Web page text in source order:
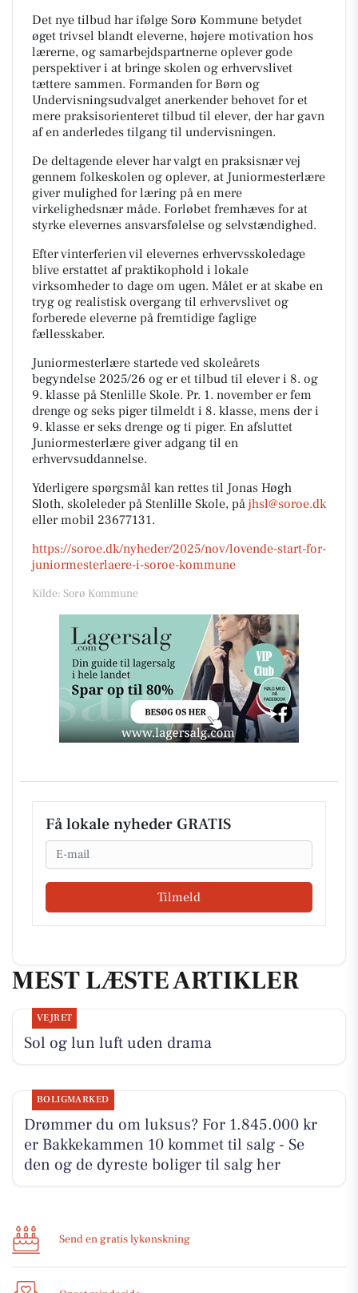
Det nye tilbud har ifølge Sorø Kommune betydet
øget trivsel blandt eleverne, højere motivation hos
lærerne, og samarbejdspartnerne oplever gode
perspektiver i at bringe skolen og erhvervslivet
tættere sammen. Formanden for Børn og
Undervisningsudvalget anerkender behovet for et
mere praksisorienteret tilbud til elever, der har gavn
af en anderledes tilgang til undervisningen.
De deltagende elever har valgt en praksisnær vej
gennem folkeskolen og oplever, at Juniormesterlære
giver mulighed for læring på en mere
virkelighedsnær måde. Forløbet fremhæves for at
styrke elevernes ansvarsfølelse og selvstændighed.
Efter vinterferien vil elevernes erhvervsskoledage
blive erstattet af praktikophold i lokale
virksomheder to dage om ugen. Målet er at skabe en
tryg og realistisk overgang til erhvervslivet og
forberede eleverne på fremtidige faglige
fællesskaber.
Juniormesterlære startede ved skoleårets
begyndelse 2025/26 og er et tilbud til elever i 8. og
9. klasse på Stenlille Skole. Pr. 1. november er fem
drenge og seks piger tilmeldt i 8. klasse, mens der i
9. klasse er seks drenge og ti piger. En afsluttet
Juniormesterlære giver adgang til en
erhvervsuddannelse.
Yderligere spørgsmål kan rettes til Jonas Høgh
Sloth, skoleleder på Stenlille Skole, på jhsl@soroe.dk
eller mobil 23677131.
https://soroe.dk/nyheder/2025/nov/lovende-start-for-
juniormesterlaere-i-soroe-kommune
Kilde: Sorø Kommune
Få lokale nyheder GRATIS
Email
Tilmeld
MEST LÆSTE ARTIKLER
VEJRET
Sol og lun luft uden drama
BOLIGMARKED
Drømmer du om luksus? For 1.845.000 kr
er Bakkekammen 10 kommet til salg - Se
den og de dyreste boliger til salg her
Send en gratis lykønskning